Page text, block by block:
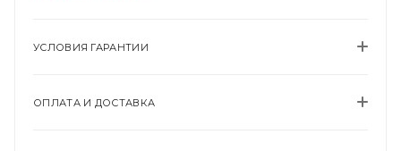
УСЛОВИЯ ГАРАНТИИ
ОПЛАТА И ДОСТАВКА